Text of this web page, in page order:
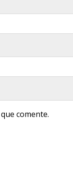
comente.